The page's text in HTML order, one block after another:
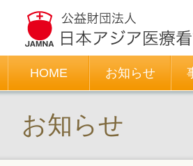
HOME お知らせ
お知らせ